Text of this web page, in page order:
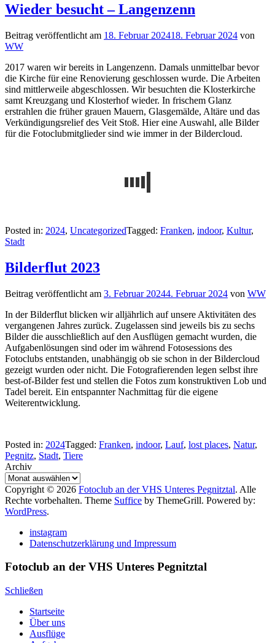
Wieder besucht – Langenzenn
Beitrag veröffentlicht am 18. Februar 202418. Februar 2024 von
WW
2017 waren wir bereits in Langenzenn. Damals unmittelbar bevor
die Kirche für eine Renovierung geschlossen wurde. Die Arbeiten
sind mittlerweile abgeschlossen. Wir besuchten die Klosterkirche
samt Kreuzgang und Klosterhof wieder. In frischem Glanz
erstrahlen die früher grauen Mauern, Glasgemälde, Altäre und das
Verkündigungsrelief des Veit Stoß. Hier eine Auswahl, alle Bilder
für die Fotoclubmitglieder sind wie immer in der Bildercloud.
Posted in: 2024, UncategorizedTagged: Franken, indoor, Kultur,
Stadt
Bilderflut 2023
Beitrag veröffentlicht am 3. Februar 20244. Februar 2024 von WW
In der Bilderflut blicken wir alljährlich auf unsere Aktivitäten des
vergangenen Jahres zurück. Zugelassen sind jeweils bis zu sechs
Bilder die ausschließlich auf den Ausflügen gemacht wurden, die
Aufgabenlösungen sind oder im während Fotosessions des
Fotoclubs entstanden, unabhängig ob sie schon in der Bildercloud
gezeigt wurden oder nicht. Die Fotografierenden legen selbst ihre
best-of-Bilder fest und stellen die Fotos zum konstruktiven Lob und
Tadel bereit. Ein entspannter Nachmittag für die eigene
Weiterentwicklung.
Posted in: 2024Tagged: Franken, indoor, Lauf, lost places, Natur,
Pegnitz, Stadt, Tiere
Archiv
Copyright © 2026 Fotoclub an der VHS Unteres Pegnitztal. Alle
Rechte vorbehalten. Theme Suffice by ThemeGrill. Powered by:
WordPress.
instagram
Datenschutzerklärung und Impressum
Fotoclub an der VHS Unteres Pegnitztal
Schließen
Startseite
Über uns
Ausflüge